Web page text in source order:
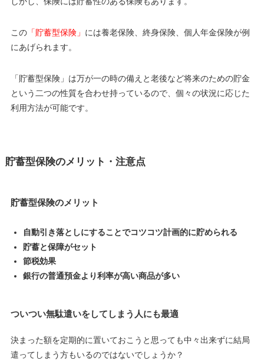
この「貯蓄型保険」 には養老保険、終身保険、個人年金保険が例
にあげられます。
「貯蓄型保険」は万が一の時の備えと老後など将来のための貯金
という二つの性質を合わせ持っているので、個々の状況に応じた
利用方法が可能です。
貯蓄型保険のメリット・注意点
貯蓄型保険のメリット
自動引き落としにすることでコツコツ計画的に貯められる
貯蓄と保障がセット
節税効果
銀行の普通預金より利率が高い商品が多い
ついつい無駄遣いをしてしまう人にも最適
決まった額を定期的に置いておこうと思っても中々出来ずに結局
遣ってしまう方もいるのではないでしょうか？